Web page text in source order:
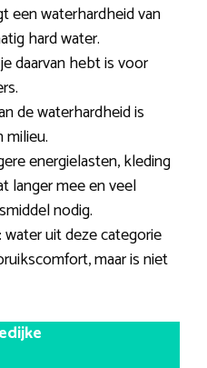
een waterhardheid van
hard water.
daarvan hebt is voor
de waterhardheid is
energielasten, kleding
langer mee en veel
nodig.
uit deze categorie
maar is niet